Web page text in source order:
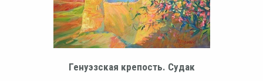
Генуэзская крепость. Судак